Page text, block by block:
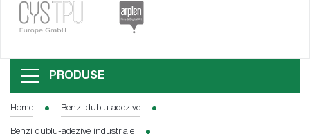
PRODUSE
Home Benzi dublu adezive
Benzi dublu-adezive industriale